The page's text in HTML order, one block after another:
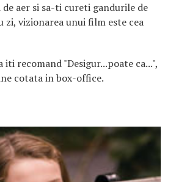
de aer si sa-ti cureti gandurile de
zi, vizionarea unui film este cea
iti recomand "Desigur...poate ca...",
cotata in box-office.